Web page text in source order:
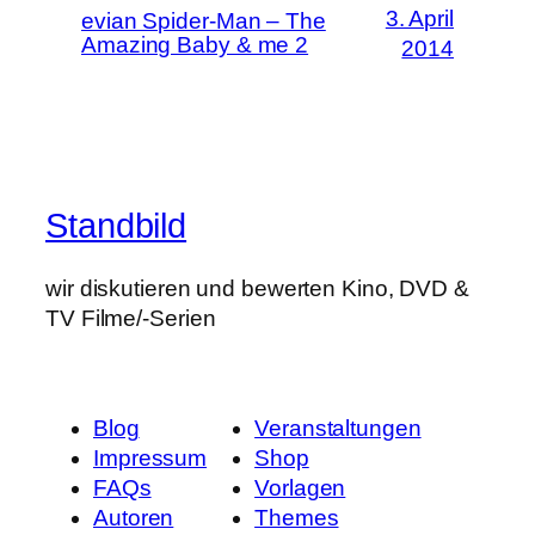
evian Spider-Man – The
Amazing Baby & me 2
3. April
2014
Standbild
wir diskutieren und bewerten Kino, DVD &
TV Filme/-Serien
Blog
Impressum
FAQs
Autoren
Veranstaltungen
Shop
Vorlagen
Themes